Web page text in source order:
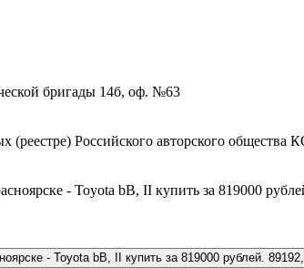
бригады 14б, оф. №63
(реестре) Российского авторского